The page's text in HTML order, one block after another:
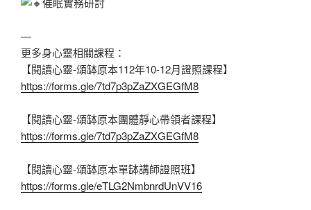
—
更多身心靈相關課程：
【閱讀心靈-頌缽原本112年10-12月證照課程】
https://forms.gle/7td7p3pZaZXGEGfM8
【閱讀心靈-頌缽原本團體靜心帶領者課程】
https://forms.gle/7td7p3pZaZXGEGfM8
【閱讀心靈-頌缽原本單缽講師證照班】
https://forms.gle/eTLG2NmbnrdUnVV16